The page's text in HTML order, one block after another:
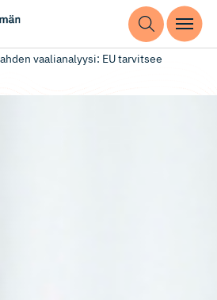
vaalianalyysi: EU tarvitsee